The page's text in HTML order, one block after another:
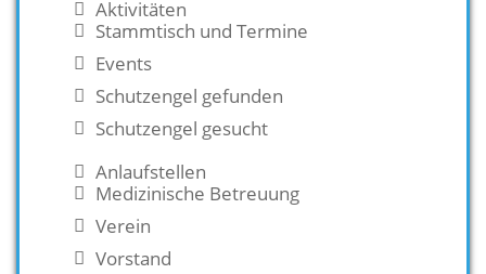
Aktivitäten
Stammtisch und Termine
Events
Schutzengel gefunden
Schutzengel gesucht
Anlaufstellen
Medizinische Betreuung
Verein
Vorstand